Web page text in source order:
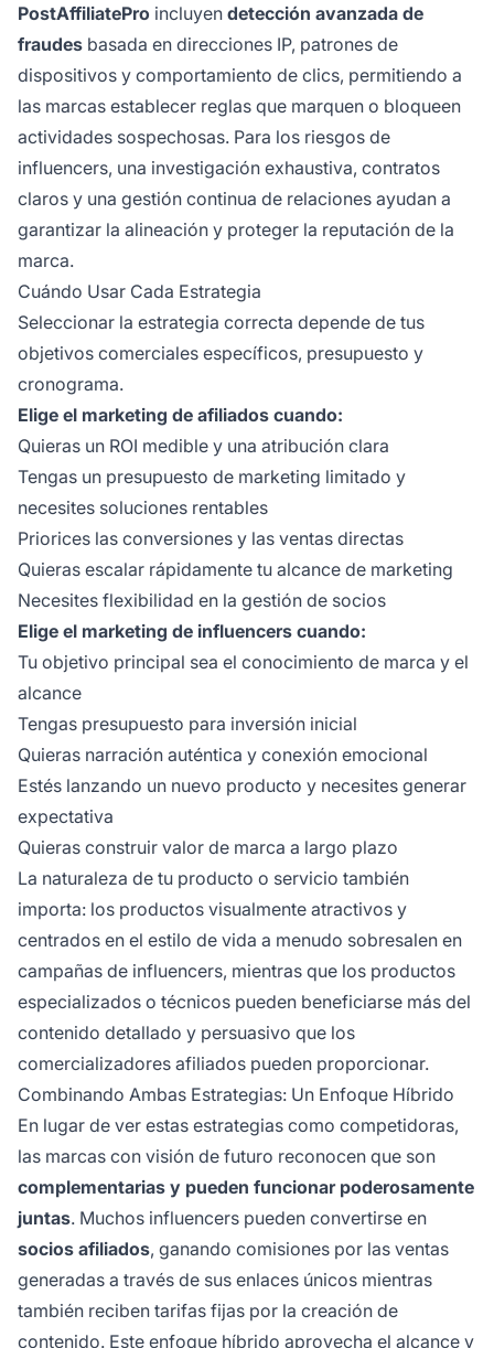
PostAffiliatePro incluyen detección avanzada de
fraudes basada en direcciones IP, patrones de
dispositivos y comportamiento de clics, permitiendo a
las marcas establecer reglas que marquen o bloqueen
actividades sospechosas. Para los riesgos de
influencers, una investigación exhaustiva, contratos
claros y una gestión continua de relaciones ayudan a
garantizar la alineación y proteger la reputación de la
marca.
Cuándo Usar Cada Estrategia
Seleccionar la estrategia correcta depende de tus
objetivos comerciales específicos, presupuesto y
cronograma.
Elige el marketing de afiliados cuando:
Quieras un ROI medible y una atribución clara
Tengas un presupuesto de marketing limitado y
necesites soluciones rentables
Priorices las conversiones y las ventas directas
Quieras escalar rápidamente tu alcance de marketing
Necesites flexibilidad en la gestión de socios
Elige el marketing de influencers cuando:
Tu objetivo principal sea el conocimiento de marca y el
alcance
Tengas presupuesto para inversión inicial
Quieras narración auténtica y conexión emocional
Estés lanzando un nuevo producto y necesites generar
expectativa
Quieras construir valor de marca a largo plazo
La naturaleza de tu producto o servicio también
importa: los productos visualmente atractivos y
centrados en el estilo de vida a menudo sobresalen en
campañas de influencers, mientras que los productos
especializados o técnicos pueden beneficiarse más del
contenido detallado y persuasivo que los
comercializadores afiliados pueden proporcionar.
Combinando Ambas Estrategias: Un Enfoque Híbrido
En lugar de ver estas estrategias como competidoras,
las marcas con visión de futuro reconocen que son
complementarias y pueden funcionar poderosamente
juntas. Muchos influencers pueden convertirse en
socios afiliados, ganando comisiones por las ventas
generadas a través de sus enlaces únicos mientras
también reciben tarifas fijas por la creación de
contenido. Este enfoque híbrido aprovecha el alcance y